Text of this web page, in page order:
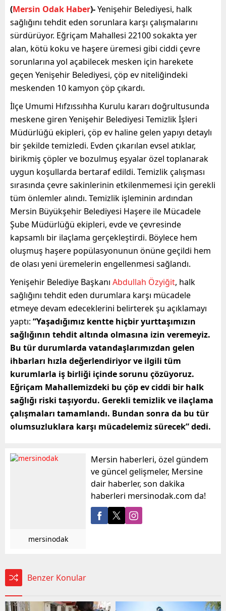
(Mersin Odak Haber)-Yenişehir Belediyesi, halk
sağlığını tehdit eden sorunlara karşı çalışmalarını
sürdürüyor. Eğriçam Mahallesi 22100 sokakta yer
alan, kötü koku ve haşere üremesi gibi ciddi çevre
sorunlarına yol açabilecek mesken için harekete
geçen Yenişehir Belediyesi, çöp ev niteliğindeki
meskenden 10 kamyon çöp çıkardı.
İlçe Umumi Hıfzıssıhha Kurulu kararı doğrultusunda
meskene giren Yenişehir Belediyesi Temizlik İşleri
Müdürlüğü ekipleri, çöp ev haline gelen yapıyı detaylı
bir şekilde temizledi. Evden çıkarılan evsel atıklar,
birikmiş çöpler ve bozulmuş eşyalar özel toplanarak
uygun koşullarda bertaraf edildi. Temizlik çalışması
sırasında çevre sakinlerinin etkilenmemesi için gerekli
tüm önlemler alındı. Temizlik işleminin ardından
Mersin Büyükşehir Belediyesi Haşere ile Mücadele
Şube Müdürlüğü ekipleri, evde ve çevresinde
kapsamlı bir ilaçlama gerçekleştirdi. Böylece hem
oluşmuş haşere popülasyonunun önüne geçildi hem
de olası yeni üremelerin engellenmesi sağlandı.
Yenişehir Belediye Başkanı Abdullah Özyiğit, halk
sağlığını tehdit eden durumlara karşı mücadele
etmeye devam edeceklerini belirterek şu açıklamayı
yaptı: “Yaşadığımız kentte hiçbir yurttaşımızın
sağlığının tehdit altında olmasına izin veremeyiz.
Bu tür durumlarda vatandaşlarımızdan gelen
ihbarları hızla değerlendiriyor ve ilgili tüm
kurumlarla iş birliği içinde sorunu çözüyoruz.
Eğriçam Mahallemizdeki bu çöp ev ciddi bir halk
sağlığı riski taşıyordu. Gerekli temizlik ve ilaçlama
çalışmaları tamamlandı. Bundan sonra da bu tür
olumsuzluklara karşı mücadelemiz sürecek” dedi.
mersinodak
Mersin haberleri, özel gündem
ve güncel gelişmeler, Mersine
dair haberler, son dakika
haberleri mersinodak.com da!
Benzer Konular